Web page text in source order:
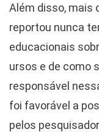
Além disso, mais
reportou nunca
educacionais
ursos e de como
responsável
foi favorável a
pelos